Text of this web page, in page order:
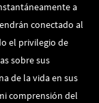
a
conectado al
el privilegio de
sobre sus
de la vida en sus
comprensión del